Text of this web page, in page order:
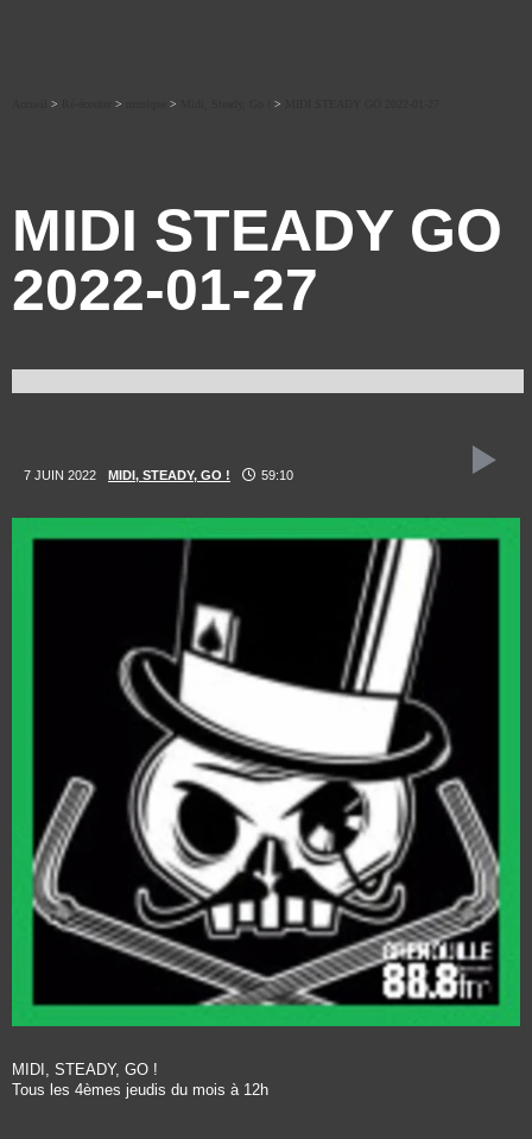
> > > >
MIDI STEADY GO
2022-01-27
7 JUIN 2022 MIDI, STEADY, GO ! 59:10
MIDI, STEADY, GO !
Tous les 4èmes jeudis du mois à 12h